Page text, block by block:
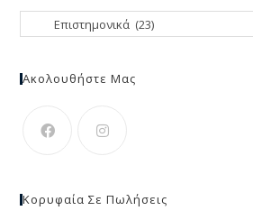
Ακολουθήστε Μας
Κορυφαία Σε Πωλήσεις